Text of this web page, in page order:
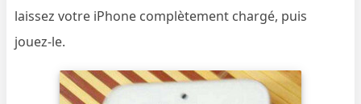
laissez votre iPhone complètement chargé, puis
jouez-le.